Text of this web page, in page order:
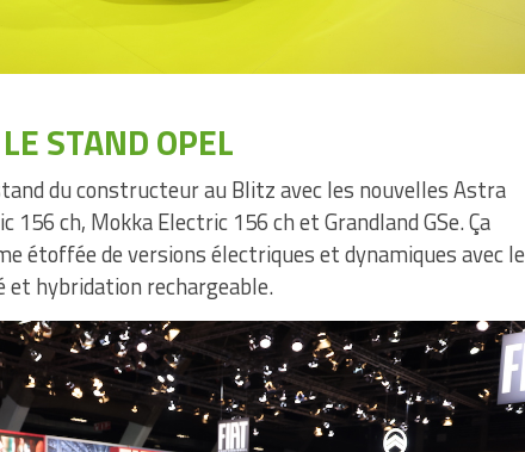
LE STAND OPEL
du constructeur au Blitz avec les nouvelles Astra
156 ch, Mokka Electric 156 ch et Grandland GSe. Ça
étoffée de versions électriques et dynamiques avec le
et hybridation rechargeable.